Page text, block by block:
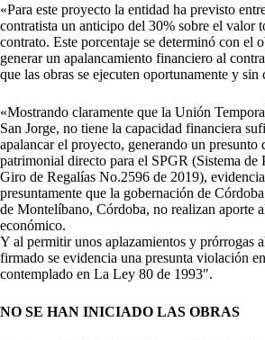
«Para este proyecto la entidad ha previsto
contratista un anticipo del 30% sobre el valor
contrato. Este porcentaje se determinó con el
generar un apalancamiento financiero al
que las obras se ejecuten oportunamente y sin
«Mostrando claramente que la Unión
San Jorge, no tiene la capacidad financiera
apalancar el proyecto, generando un presunto
patrimonial directo para el SPGR (Sistema de
Giro de Regalías No.2596 de 2019),
presuntamente que la gobernación de
de Montelíbano, Córdoba, no realizan aporte
económico.
Y al permitir unos aplazamientos y prórrogas
firmado se evidencia una presunta violación
contemplado en La Ley 80 de 1993″.
NO SE HAN INICIADO LAS OBRAS